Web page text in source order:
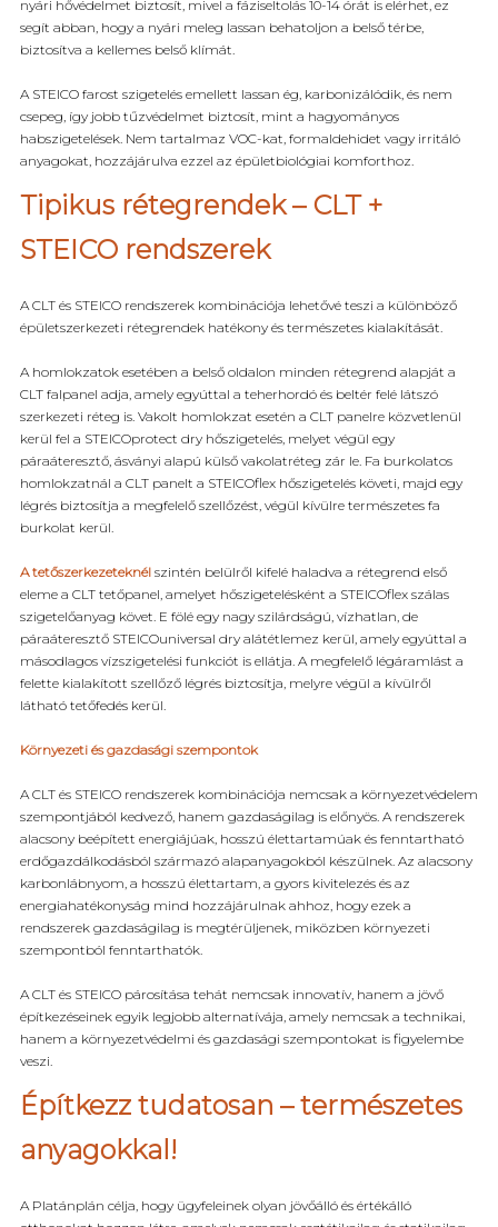
nyári hővédelmet biztosít, mivel a fáziseltolás 10-14 órát is elérhet, ez
segít abban, hogy a nyári meleg lassan behatoljon a belső térbe,
biztosítva a kellemes belső klímát.
A STEICO farost szigetelés emellett lassan ég, karbonizálódik, és nem
csepeg, így jobb tűzvédelmet biztosít, mint a hagyományos
habszigetelések. Nem tartalmaz VOC-kat, formaldehidet vagy irritáló
anyagokat, hozzájárulva ezzel az épületbiológiai komforthoz.
Tipikus rétegrendek – CLT +
STEICO rendszerek
A CLT és STEICO rendszerek kombinációja lehetővé teszi a különböző
épületszerkezeti rétegrendek hatékony és természetes kialakítását.
A homlokzatok esetében a belső oldalon minden rétegrend alapját a
CLT falpanel adja, amely egyúttal a teherhordó és beltér felé látszó
szerkezeti réteg is. Vakolt homlokzat esetén a CLT panelre közvetlenül
kerül fel a STEICOprotect dry hőszigetelés, melyet végül egy
páraáteresztő, ásványi alapú külső vakolatréteg zár le. Fa burkolatos
homlokzatnál a CLT panelt a STEICOflex hőszigetelés követi, majd egy
légrés biztosítja a megfelelő szellőzést, végül kívülre természetes fa
burkolat kerül.
A tetőszerkezeteknélszintén belülről kifelé haladva a rétegrend első
eleme a CLT tetőpanel, amelyet hőszigetelésként a STEICOflex szálas
szigetelőanyag követ. E fölé egy nagy szilárdságú, vízhatlan, de
páraáteresztő STEICOuniversal dry alátétlemez kerül, amely egyúttal a
másodlagos vízszigetelési funkciót is ellátja. A megfelelő légáramlást a
felette kialakított szellőző légrés biztosítja, melyre végül a kívülről
látható tetőfedés kerül.
Környezeti és gazdasági szempontok
A CLT és STEICO rendszerek kombinációja nemcsak a környezetvédelem
szempontjából kedvező, hanem gazdaságilag is előnyös. A rendszerek
alacsony beépített energiájúak, hosszú élettartamúak és fenntartható
erdőgazdálkodásból származó alapanyagokból készülnek. Az alacsony
karbonlábnyom, a hosszú élettartam, a gyors kivitelezés és az
energiahatékonyság mind hozzájárulnak ahhoz, hogy ezek a
rendszerek gazdaságilag is megtérüljenek, miközben környezeti
szempontból fenntarthatók.
A CLT és STEICO párosítása tehát nemcsak innovatív, hanem a jövő
építkezéseinek egyik legjobb alternatívája, amely nemcsak a technikai,
hanem a környezetvédelmi és gazdasági szempontokat is figyelembe
veszi.
Építkezz tudatosan – természetes
anyagokkal!
A Platánplán célja, hogy ügyfeleinek olyan jövőálló és értékálló